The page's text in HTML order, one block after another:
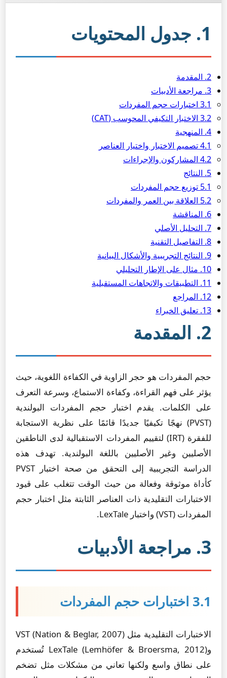
1. جدول المحتويات
2. المقدمة
3. مراجعة الأدبيات
3.1 اختبارات حجم المفردات
3.2 الاختبار التكيفي المحوسب (CAT)
4. المنهجية
4.1 تصميم الاختبار واختيار العناصر
4.2 المشاركون والإجراءات
5. النتائج
5.1 توزيع حجم المفردات
5.2 العلاقة بين العمر والمفردات
6. المناقشة
7. التحليل الأصلي
8. التفاصيل التقنية
9. النتائج التجريبية والأشكال البيانية
10. مثال على الإطار التحليلي
11. التطبيقات والاتجاهات المستقبلية
12. المراجع
13. تعليق الخبراء
2. المقدمة
حجم المفردات هو حجر الزاوية في الكفاءة اللغوية، حيث
يؤثر على فهم القراءة، وكفاءة الاستماع، وسرعة التعرف
على الكلمات. يقدم اختبار حجم المفردات البولندية
(PVST) نهجًا تكيفيًا جديدًا قائمًا على نظرية الاستجابة
للفقرة (IRT) لتقييم المفردات الاستقبالية لدى الناطقين
الأصليين وغير الأصليين باللغة البولندية. تهدف هذه
الدراسة التجريبية إلى التحقق من صحة اختبار PVST
كأداة موثوقة وفعالة من حيث الوقت تتغلب على قيود
الاختبارات التقليدية ذات العناصر الثابتة مثل اختبار حجم
المفردات (VST) واختبار LexTale.
3. مراجعة الأدبيات
3.1 اختبارات حجم المفردات
الاختبارات التقليدية مثل VST (Nation & Beglar, 2007)
وLexTale (Lemhöfer & Broersma, 2012) تُستخدم
على نطاق واسع ولكنها تعاني من مشكلات مثل تضخم